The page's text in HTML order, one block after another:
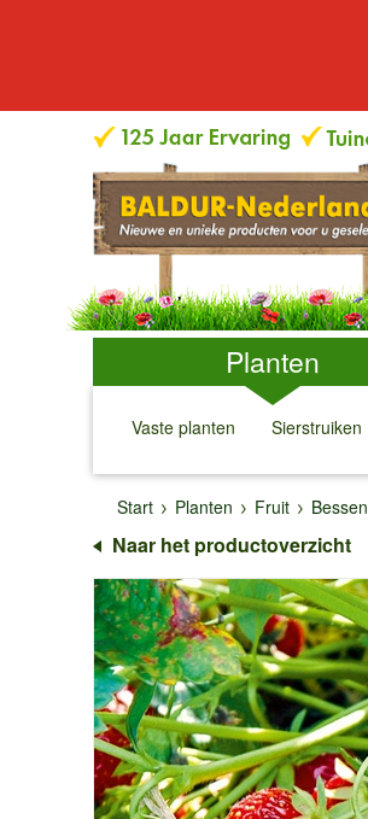
Planten
Vaste planten
↓
Sierstruiken
↓
Start
Planten Fruit Bessen
Naar het productoverzicht